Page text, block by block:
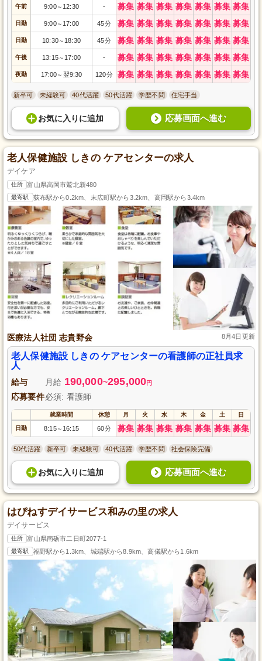
午前 9:00～ 12:30 - 募集 募集 募集 募集 募集 募集 募集
日勤 9:00～ 17:00 45分 募集 募集 募集 募集 募集 募集 募集
日勤 10:30～ 18:30 45分 募集 募集 募集 募集 募集 募集 募集
午後 13:15～ 17:00 - 募集 募集 募集 募集 募集 募集 募集
夜勤 17:00～ 翌9:30 120分 募集 募集 募集 募集 募集 募集 募集
新卒可 未経験可 40代活躍 50代活躍 学歴不問 住宅手当
お気に入り に追加 応募画面へ進む
老人保健施設 しきの ケアセンターの求人
デイケア
住所 富山県高岡市鷲北新480
最寄駅 荻布駅から0.2km、末広町駅から3.2km、高岡駅から3.4km
医療法人社団 志貴野会 8月4日更新
老人保健施設 しきの ケアセンターの看護師の正社員求
人
給与 月給 190,000~295,000円
応募要件必須: 看護師
就業時間 休憩 月 火 水 木 金 土 日
日勤 8:15～ 16:15 60分 募集 募集 募集 募集 募集 募集 募集
50代活躍 新卒可 未経験可 40代活躍 学歴不問 社会保険完備
お気に入り に追加 応募画面へ進む
はぴねすデイサービス和みの里の求人
デイサービス
住所 富山県南砺市二日町2077-1
最寄駅 福野駅から1.3km、城端駅から8.9km、高儀駅から1.6km